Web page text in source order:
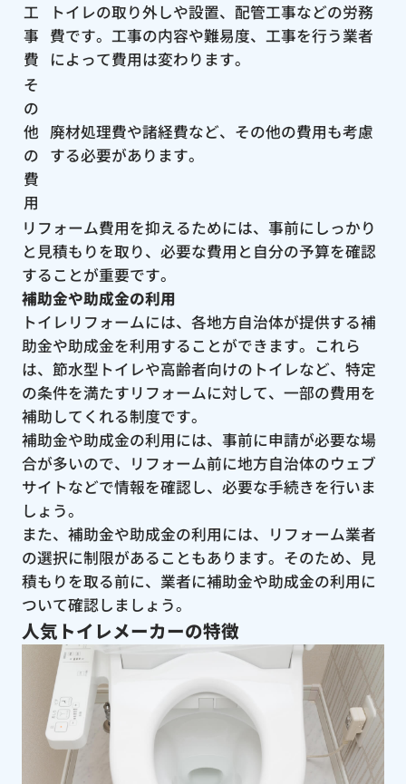
工
事
費
トイレの取り外しや設置、配管工事などの労務
費です。工事の内容や難易度、工事を行う業者
によって費用は変わります。
そ
の
他
の
費
用
廃材処理費や諸経費など、その他の費用も考慮
する必要があります。
リフォーム費用を抑えるためには、事前にしっかり
と見積もりを取り、必要な費用と自分の予算を確認
することが重要です。
補助金や助成金の利用
トイレリフォームには、各地方自治体が提供する補
助金や助成金を利用することができます。これら
は、節水型トイレや高齢者向けのトイレなど、特定
の条件を満たすリフォームに対して、一部の費用を
補助してくれる制度です。
補助金や助成金の利用には、事前に申請が必要な場
合が多いので、リフォーム前に地方自治体のウェブ
サイトなどで情報を確認し、必要な手続きを行いま
しょう。
また、補助金や助成金の利用には、リフォーム業者
の選択に制限があることもあります。そのため、見
積もりを取る前に、業者に補助金や助成金の利用に
ついて確認しましょう。
人気トイレメーカーの特徴